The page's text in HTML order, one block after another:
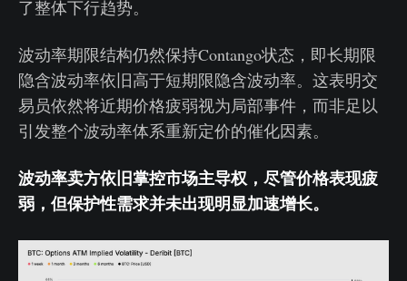
了整体下行趋势。
波动率期限结构仍然保持Contango状态，即长期限
隐含波动率依旧高于短期限隐含波动率。这表明交
易员依然将近期价格疲弱视为局部事件，而非足以
引发整个波动率体系重新定价的催化因素。
波动率卖方依旧掌控市场主导权，尽管价格表现疲
弱，但保护性需求并未出现明显加速增长。